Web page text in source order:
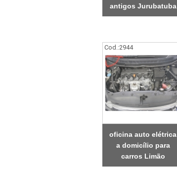
antigos Jurubatuba
Cod.:2944
oficina auto elétrica
a domicílio para
carros Limão